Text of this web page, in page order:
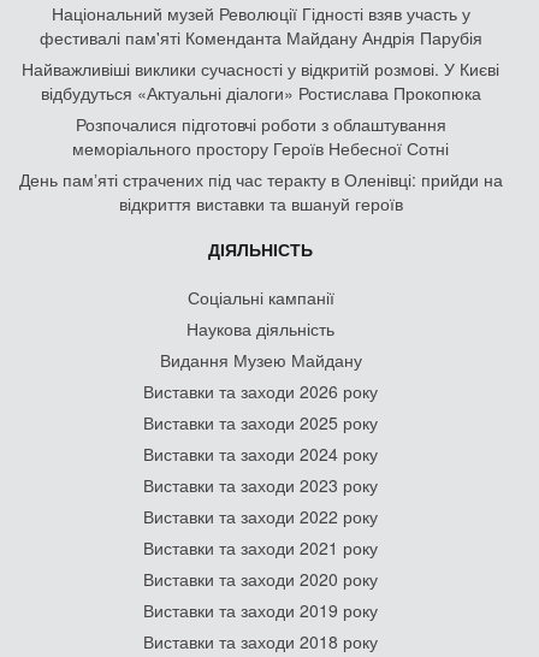
Національний музей Революції Гідності взяв участь у
фестивалі пам'яті Коменданта Майдану Андрія Парубія
Найважливіші виклики сучасності у відкритій розмові. У Києві
відбудуться «Актуальні діалоги» Ростислава Прокопюка
Розпочалися підготовчі роботи з облаштування
меморіального простору Героїв Небесної Сотні
День памʼяті страчених під час теракту в Оленівці: прийди на
відкриття виставки та вшануй героїв
ДІЯЛЬНІСТЬ
Соціальні кампанії
Наукова діяльність
Видання Музею Майдану
Виставки та заходи 2026 року
Виставки та заходи 2025 року
Виставки та заходи 2024 року
Виставки та заходи 2023 року
Виставки та заходи 2022 року
Виставки та заходи 2021 року
Виставки та заходи 2020 року
Виставки та заходи 2019 року
Виставки та заходи 2018 року